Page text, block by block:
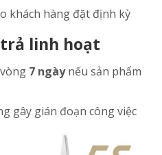
khách hàng đặt định kỳ
trả linh hoạt
7 ngàynếu sản phẩm
gây gián đoạn công việc